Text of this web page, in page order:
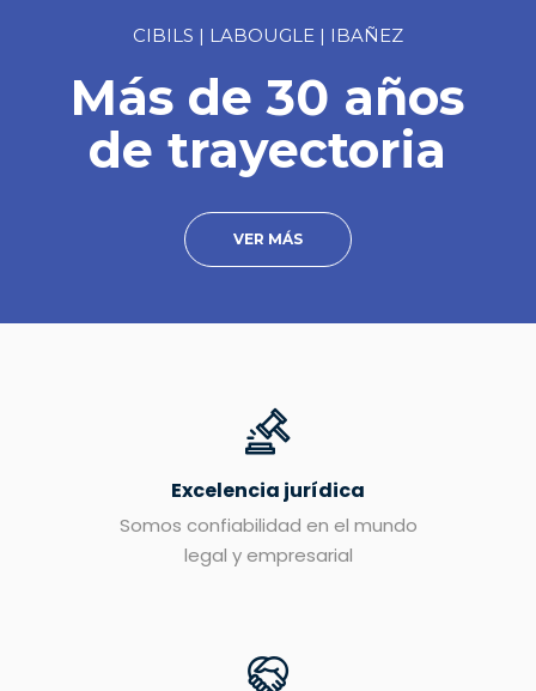
VER MÁS
CIBILS | LABOUGLE | IBAÑEZ
Más de 30 años
de trayectoria
Excelencia jurídica
Somos confiabilidad en el mundo
legal y empresarial